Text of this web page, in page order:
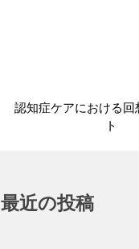
認知症ケアにおける回
ト
最近の投稿